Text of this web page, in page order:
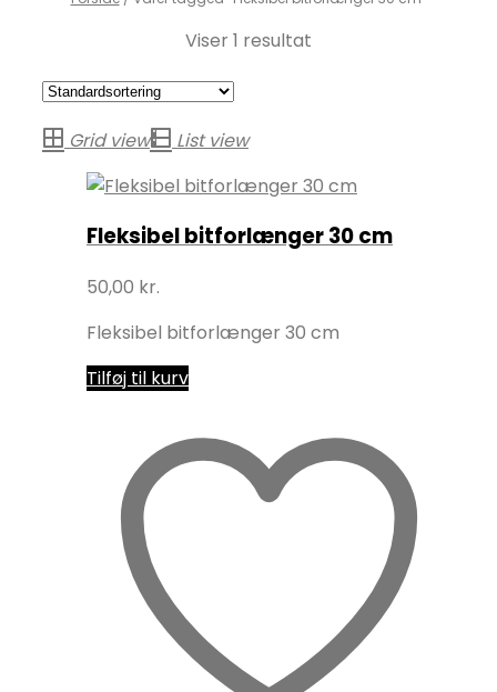
Viser 1 resultat
Grid view List view
Fleksibel bitforlænger 30 cm
50,00 kr.
Fleksibel bitforlænger 30 cm
Tilføj til kurv